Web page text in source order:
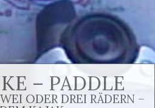
– PADDLE
ODER DREI RÄDERN –